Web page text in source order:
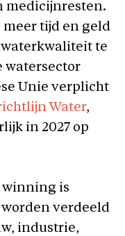
medicijnresten.
meer tijd en geld
te
watersector
Unie verplicht
Water,
in 2027 op
winning is
verdeeld
industrie,